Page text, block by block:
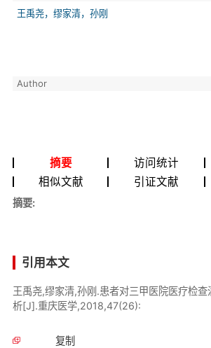
王禹尧，缪家清，孙刚
Author
摘要 访问统计
相似文献
引证文献
摘要:
引用本文
王禹尧,缪家清,孙刚.患者对三甲医院医疗检
析[J].重庆医学,2018,47(26):
复制